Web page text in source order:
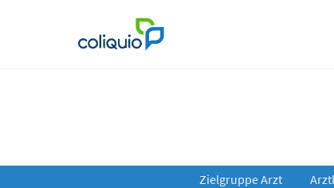
Zielgruppe Arzt